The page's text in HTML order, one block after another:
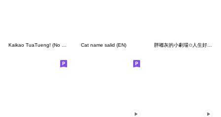
Cat name salid (EN) 胖嘟灰的小劇場✩人生好複雜